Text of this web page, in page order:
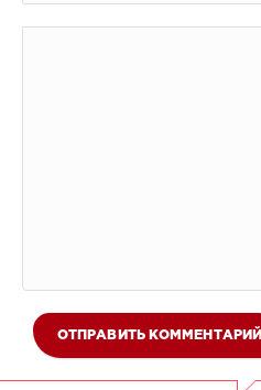
ОТПРАВИТЬ КОММЕНТАРИЙ